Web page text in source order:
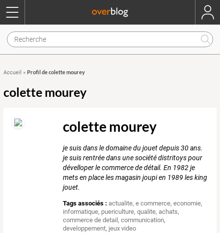
Accueil » Profil de colette mourey
colette mourey
colette mourey
je suis dans le domaine du jouet depuis 30 ans.
je suis rentrée dans une société distritoys pour
dévelloper le commerce de détail. En 1982 je
mets en place les magasin joupi en 1989 les king
jouet.
Tags associés : actualite,e commerce,economie,
informatique, puericulture,qualite,achats,
commerce de detail,communication,
developpement, jeux video